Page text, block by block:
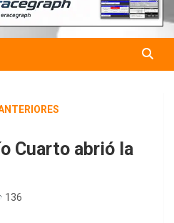
Karting en
Cuarto abrió la
136